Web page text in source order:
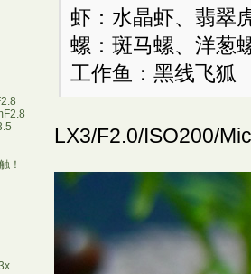
虾：水晶虾、翡翠
螺：斑马螺、洋葱
工作鱼：黑线飞狐
LX3/F2.0/ISO200/
！